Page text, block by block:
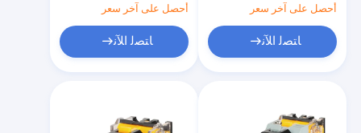
أحصل على آخر سعر
ﺎﺘﺼﻟ ﺍﻶﻧ
أحصل على آخر سعر
ﺎﺘﺼﻟ ﺍﻶﻧ